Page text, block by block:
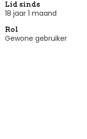
Lid sinds
18 jaar 1 maand
Rol
Gewone gebruiker